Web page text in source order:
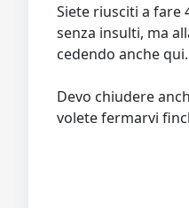
Siete riusciti a fare
senza insulti, ma
cedendo anche qui.
Devo chiudere
volete fermarvi